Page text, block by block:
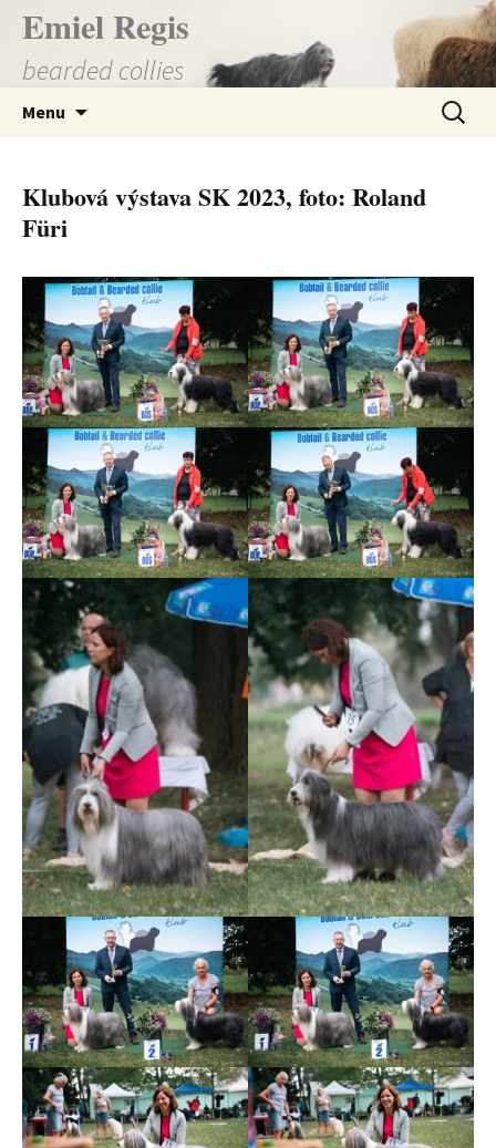
Přejít
obsahu
Emiel Regis
bearded collies
Menu
Klubová výstava SK 2023, foto: Roland
Füri